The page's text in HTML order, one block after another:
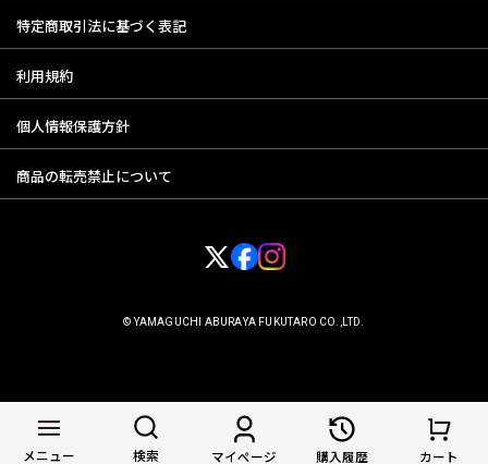
メニュー 検索 マイページ 購入履歴 カート
特定商取引法に基づく表記
利用規約
個人情報保護方針
商品の転売禁止について
© YAMAGUCHI ABURAYA FUKUTARO CO.,LTD.